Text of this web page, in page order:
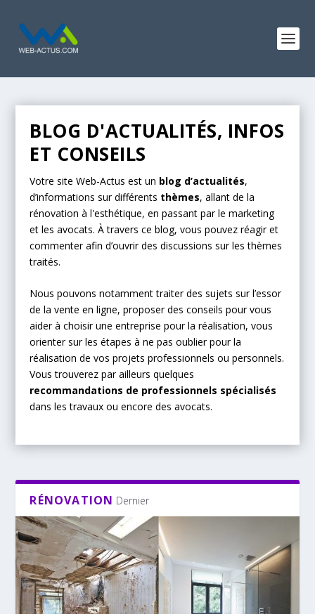
BLOG D'ACTUALITÉS, INFOS
ET CONSEILS
Votre site Web-Actus est un blog d’actualités,
d’informations sur différents thèmes, allant de la
rénovation à l'esthétique, en passant par le marketing
et les avocats. À travers ce blog, vous pouvez réagir et
commenter afin d’ouvrir des discussions sur les thèmes
traités.
Nous pouvons notamment traiter des sujets sur l’essor
de la vente en ligne, proposer des conseils pour vous
aider à choisir une entreprise pour la réalisation, vous
orienter sur les étapes à ne pas oublier pour la
réalisation de vos projets professionnels ou personnels.
Vous trouverez par ailleurs quelques
recommandations de professionnels spécialisés
dans les travaux ou encore des avocats.
RÉNOVATION Dernier